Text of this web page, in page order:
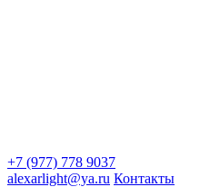
+7 (977) 778 9037
alexarlight@ya.ru Контакты